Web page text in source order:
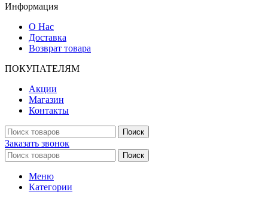
Информация
О Нас
Доставка
Возврат товара
ПОКУПАТЕЛЯМ
Акции
Магазин
Контакты
Поиск
Заказать звонок
Поиск
Меню
Категории